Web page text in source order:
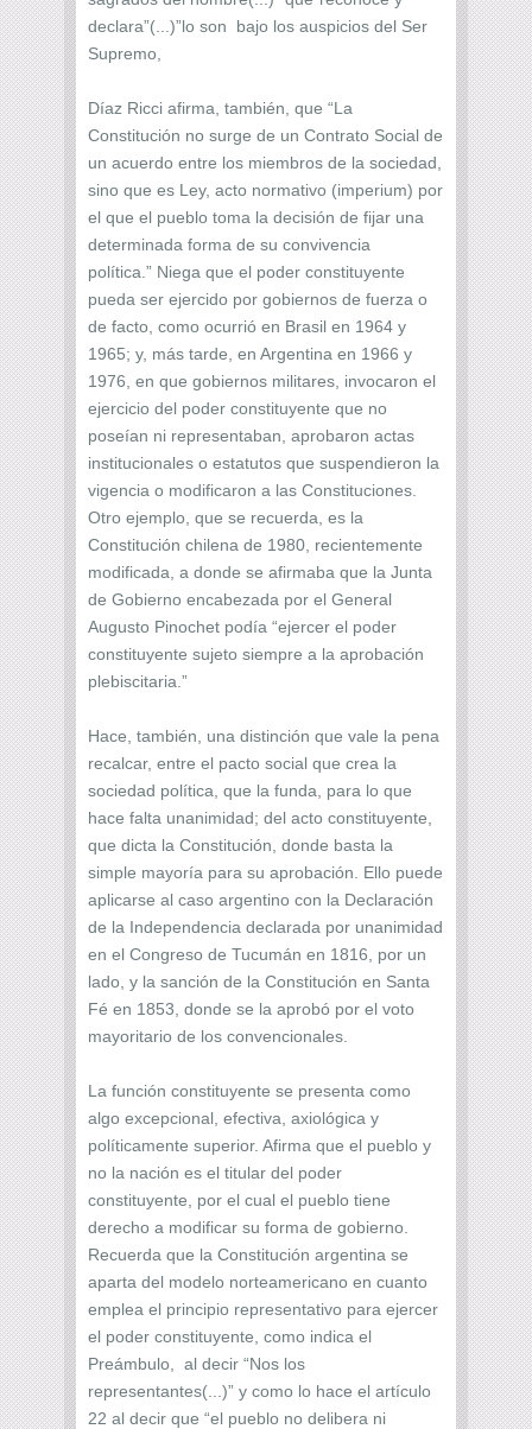
declara”(...)”lo son bajo los auspicios del Ser
Supremo,
Díaz Ricci afirma, también, que “La
Constitución no surge de un Contrato Social de
un acuerdo entre los miembros de la sociedad,
sino que es Ley, acto normativo (imperium) por
el que el pueblo toma la decisión de fijar una
determinada forma de su convivencia
política.” Niega que el poder constituyente
pueda ser ejercido por gobiernos de fuerza o
de facto, como ocurrió en Brasil en 1964 y
1965; y, más tarde, en Argentina en 1966 y
1976, en que gobiernos militares, invocaron el
ejercicio del poder constituyente que no
poseían ni representaban, aprobaron actas
institucionales o estatutos que suspendieron la
vigencia o modificaron a las Constituciones.
Otro ejemplo, que se recuerda, es la
Constitución chilena de 1980, recientemente
modificada, a donde se afirmaba que la Junta
de Gobierno encabezada por el General
Augusto Pinochet podía “ejercer el poder
constituyente sujeto siempre a la aprobación
plebiscitaria.”
Hace, también, una distinción que vale la pena
recalcar, entre el pacto social que crea la
sociedad política, que la funda, para lo que
hace falta unanimidad; del acto constituyente,
que dicta la Constitución, donde basta la
simple mayoría para su aprobación. Ello puede
aplicarse al caso argentino con la Declaración
de la Independencia declarada por unanimidad
en el Congreso de Tucumán en 1816, por un
lado, y la sanción de la Constitución en Santa
Fé en 1853, donde se la aprobó por el voto
mayoritario de los convencionales.
La función constituyente se presenta como
algo excepcional, efectiva, axiológica y
políticamente superior. Afirma que el pueblo y
no la nación es el titular del poder
constituyente, por el cual el pueblo tiene
derecho a modificar su forma de gobierno.
Recuerda que la Constitución argentina se
aparta del modelo norteamericano en cuanto
emplea el principio representativo para ejercer
el poder constituyente, como indica el
Preámbulo, al decir “Nos los
representantes(...)” y como lo hace el artículo
22 al decir que “el pueblo no delibera ni